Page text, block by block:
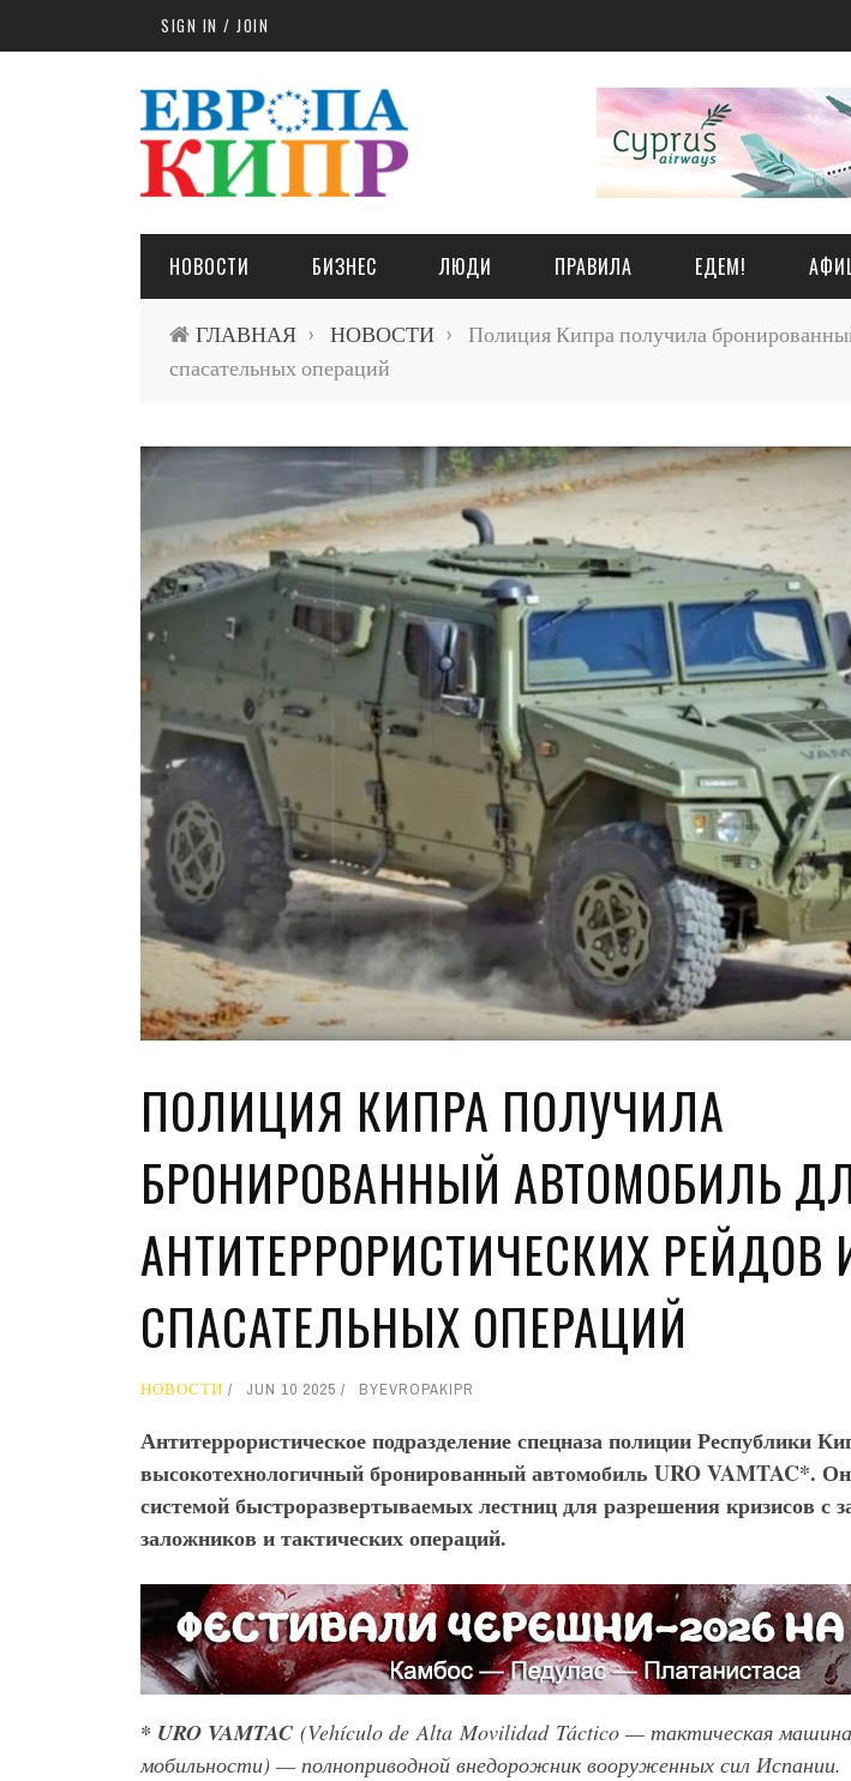
Skip to main contentSIGN IN / JOIN
НОВОСТИ БИЗНЕС ЛЮДИ ПРАВИЛА ЕДЕМ!
ГЛАВНАЯ › НОВОСТИ ›
Полиция Кипра получила
спасательных операций
ПОЛИЦИЯ КИПРА ПОЛУЧИЛА
БРОНИРОВАННЫЙ АВТОМОБИЛЬ
АНТИТЕРРОРИСТИЧЕСКИХ РЕЙДОВ
СПАСАТЕЛЬНЫХ ОПЕРАЦИЙ
НОВОСТИ JUN 10 2025 BYEVROPAKIPR
Антитеррористическое подразделение спецназа полиции Республики
высокотехнологичный бронированный автомобиль URO VAMTAC*.
системой быстроразвертываемых лестниц для разрешения кризисов с
заложников и тактических операций.
* URO VAMTAC (Vehículo de Alta Movilidad Táctico — тактическая
мобильности) — полноприводной внедорожник вооруженных сил Испании.